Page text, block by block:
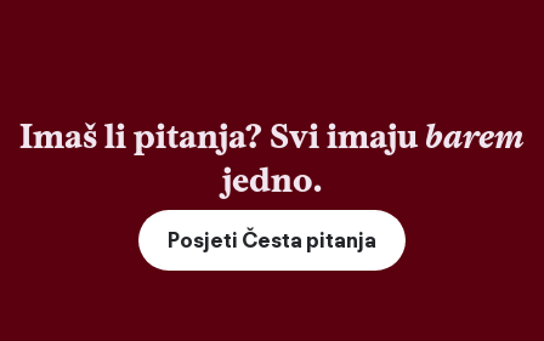
Imaš li pitanja? Svi imaju barem
jedno.
Posjeti Česta pitanja